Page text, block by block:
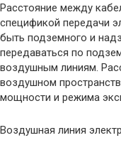
Расстояние между
спецификой передачи
быть подземного и
передаваться по
воздушным линиям.
воздушном
мощности и режима
Воздушная линия